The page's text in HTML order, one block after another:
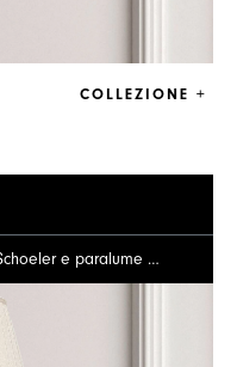
COLLEZIONE +
Applique oro francese con cristalli Schoeler e paralume organza